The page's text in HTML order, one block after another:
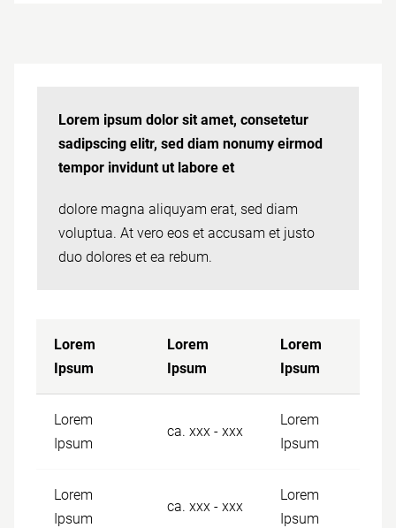
Lorem ipsum dolor sit amet, consetetur
sadipscing elitr, sed diam nonumy eirmod
tempor invidunt ut labore et
dolore magna aliquyam erat, sed diam
voluptua. At vero eos et accusam et justo
duo dolores et ea rebum.
Lorem
Ipsum
Lorem
Ipsum
Lorem
Ipsum
Lorem
Ipsum
ca. xxx - xxx
Lorem
Ipsum
Lorem
Ipsum
ca. xxx - xxx
Lorem
Ipsum